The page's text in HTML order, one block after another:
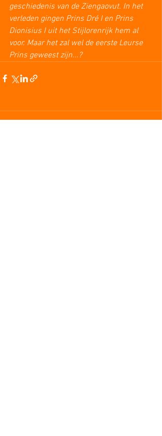
geschiedenis van de Ziengaovut. In het
verleden gingen Prins Dré I en Prins
Dionisius I uit het Stijlorenrijk hem al
voor. Maar het zal wel de eerste Leurse
Prins geweest zijn...?